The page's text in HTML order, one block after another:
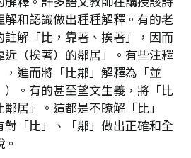
和認識做出種種解釋。有的老
解「比，靠著、挨著」，因而
（挨著）的鄰居」。有些注釋
進而將「比鄰」解釋為「並
。有的甚至望文生義，將「比
居」。這都是不瞭解「比」
對「比」、「鄰」做出正確和全